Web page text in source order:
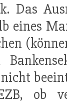
Das
eines
nicht
ob